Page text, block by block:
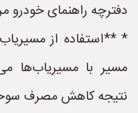
دفترچه راهنمای خودرو
* **استفاده از
مسیر با مسیریاب‌ها
نتیجه کاهش مصرف